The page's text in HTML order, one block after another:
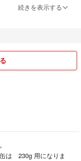
続きを表示する
は 230g 用になりま